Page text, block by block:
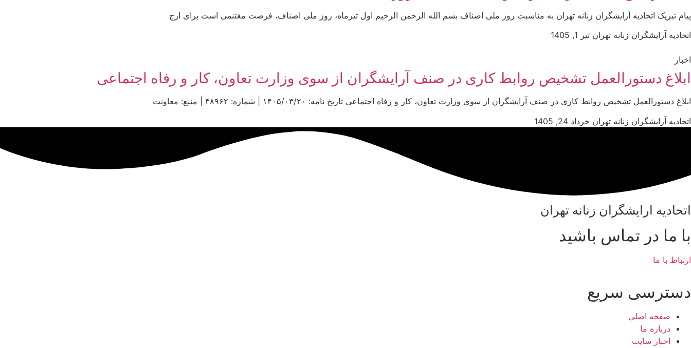
پیام تبریک اتحادیه آرایشگران زنانه تهران به مناسبت روز ملی اصناف بسم الله الرحمن الرحیم اول تیرماه، روز ملی اصناف، فرصت مغتنمی است برای ارج
اتحادیه آرایشگران زنانه تهران تیر 1, 1405
اخبار
ابلاغ دستورالعمل تشخیص روابط کاری در صنف آرایشگران از سوی وزارت تعاون، کار و رفاه اجتماعی
ابلاغ دستورالعمل تشخیص روابط کاری در صنف آرایشگران از سوی وزارت تعاون، کار و رفاه اجتماعی تاریخ نامه: ۱۴۰۵/۰۳/۲۰ | شماره: ۳۸۹۶۲ | منبع: معاونت
اتحادیه آرایشگران زنانه تهران خرداد 24, 1405
اتحادیه ارایشگران زنانه تهران
با ما در تماس باشید
ارتباط با ما
دسترسی سریع
صفحه اصلی
درباره ما
اخبار سایت